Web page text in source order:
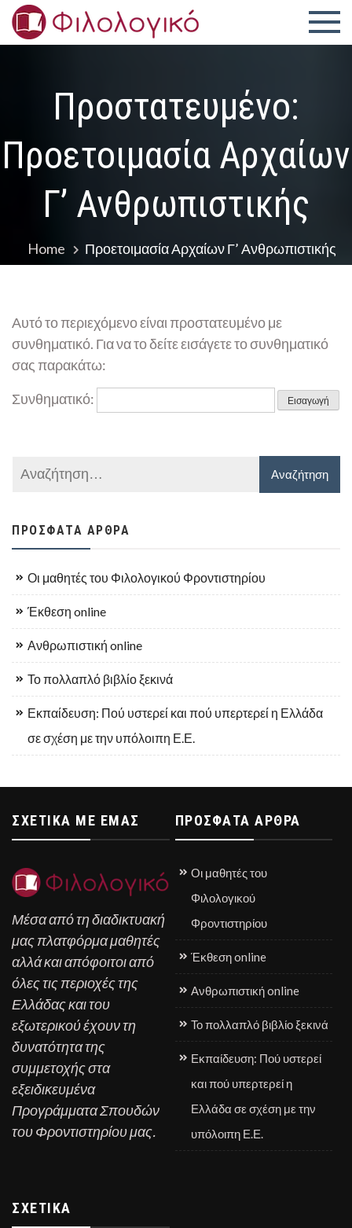
Skip
to
Ανθρωπιστικής
Πρoστατευμένο:
Προετοιμασία Αρχαίων
Γ’ Ανθρωπιστικής
Home Προετοιμασία Αρχαίων Γ’ Ανθρωπιστικής
Αυτό το περιεχόμενο είναι προστατευμένο με
συνθηματικό. Για να το δείτε εισάγετε το συνθηματικό
σας παρακάτω:
Συνθηματικό:
ΠΡΌΣΦΑΤΑ ΆΡΘΡΑ
Οι μαθητές του Φιλολογικού Φροντιστηρίου
Έκθεση online
Ανθρωπιστική online
Το πολλαπλό βιβλίο ξεκινά
Εκπαίδευση: Πού υστερεί και πού υπερτερεί η Ελλάδα
σε σχέση με την υπόλοιπη Ε.Ε.
ΣΧΕΤΙΚΆ ΜΕ ΕΜΆΣ
Μέσα από τη διαδικτυακή
μας πλατφόρμα μαθητές
αλλά και απόφοιτοι από
όλες τις περιοχές της
Ελλάδας και του
εξωτερικού έχουν τη
δυνατότητα της
συμμετοχής στα
εξειδικευμένα
Προγράμματα Σπουδών
του Φροντιστηρίου μας.
ΠΡΌΣΦΑΤΑ ΆΡΘΡΑ
Οι μαθητές του
Φιλολογικού
Φροντιστηρίου
Έκθεση online
Ανθρωπιστική online
Το πολλαπλό βιβλίο ξεκινά
Εκπαίδευση: Πού υστερεί
και πού υπερτερεί η
Ελλάδα σε σχέση με την
υπόλοιπη Ε.Ε.
ΣΧΕΤΙΚΆ